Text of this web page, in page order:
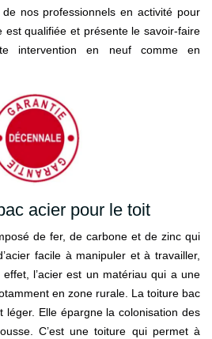
de nos professionnels en activité pour
est qualifiée et présente le savoir-faire
intervention en neuf comme en
acier pour le toit
de fer, de carbone et de zinc qui
facile à manipuler et à travailler,
l’acier est un matériau qui a une
en zone rurale. La toiture bac
léger. Elle épargne la colonisation des
C’est une toiture qui permet à